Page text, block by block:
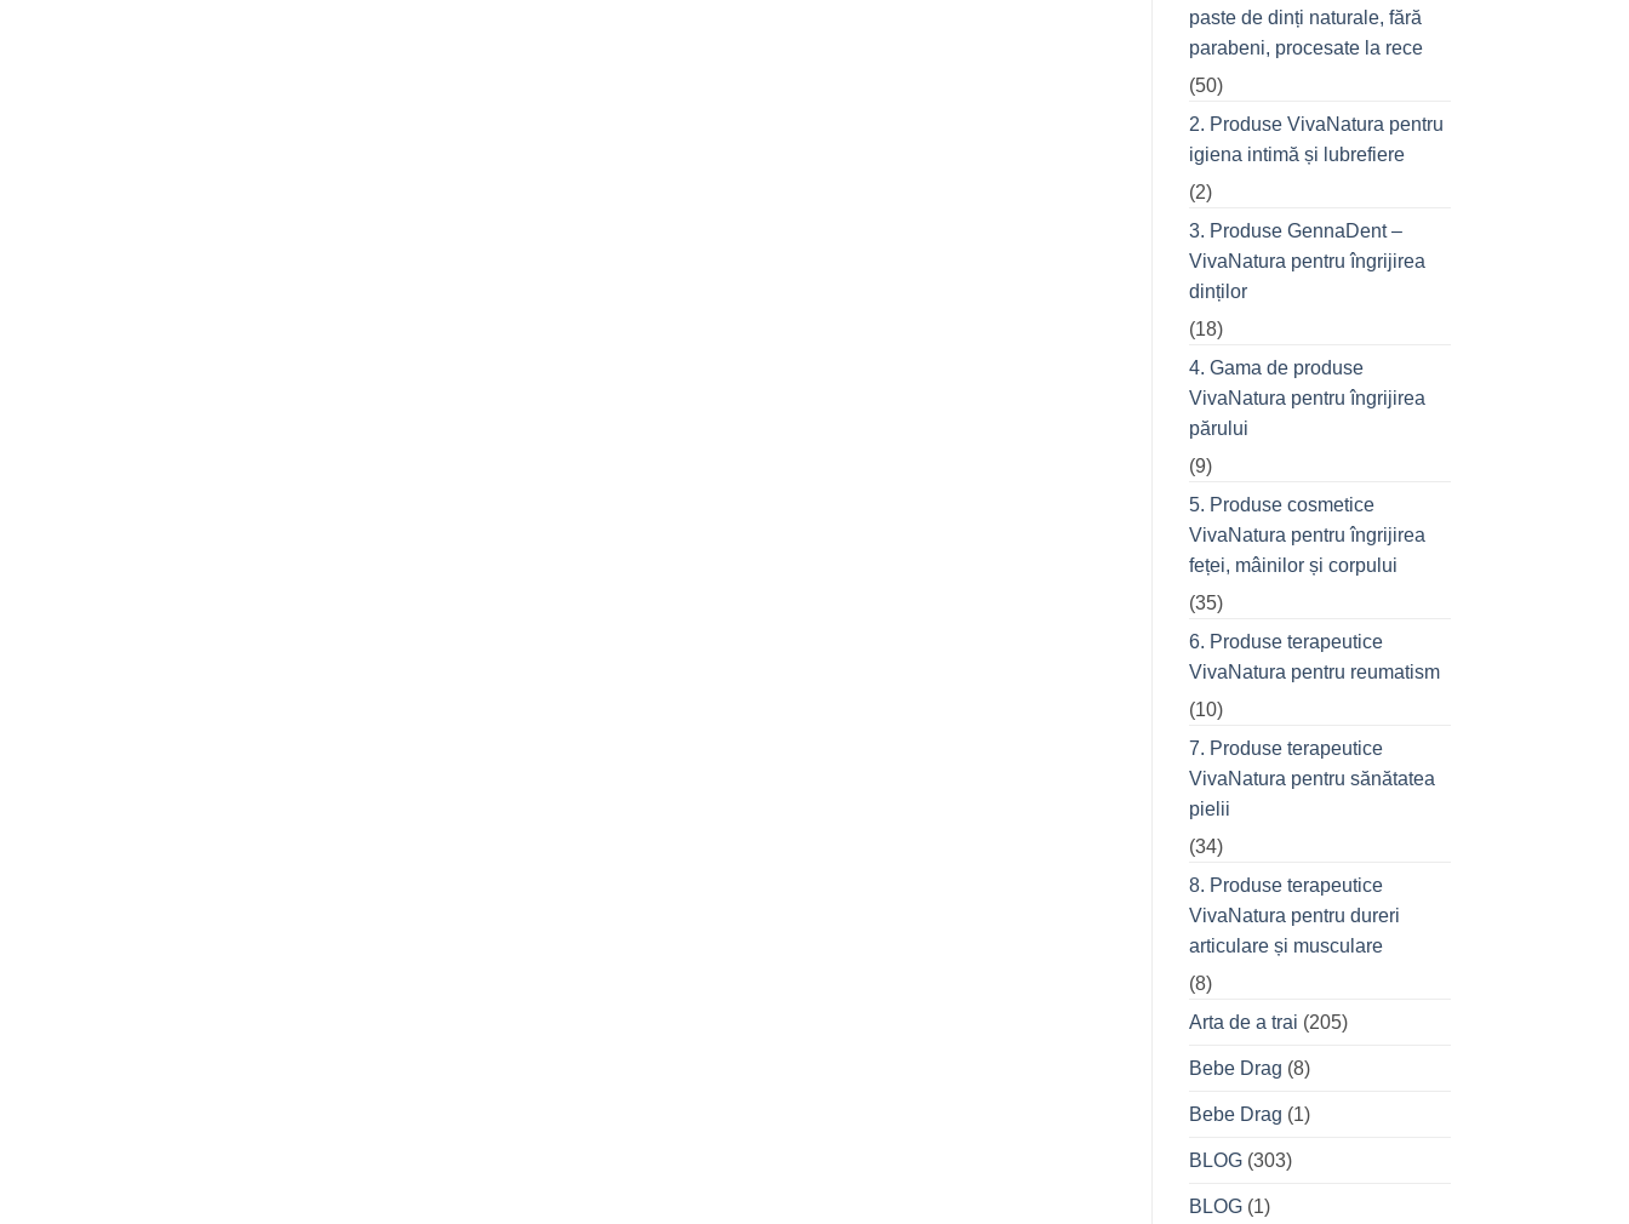
care
refuză
prietenii
în
oraș
paste de dinți naturale, fără
parabeni, procesate la rece
(50)
2. Produse VivaNatura pentru
igiena intimă și lubrefiere
(2)
3. Produse GennaDent –
VivaNatura pentru îngrijirea
dinților
(18)
4. Gama de produse
VivaNatura pentru îngrijirea
părului
(9)
5. Produse cosmetice
VivaNatura pentru îngrijirea
feței, mâinilor și corpului
(35)
6. Produse terapeutice
VivaNatura pentru reumatism
(10)
7. Produse terapeutice
VivaNatura pentru sănătatea
pielii
(34)
8. Produse terapeutice
VivaNatura pentru dureri
articulare și musculare
(8)
Arta de a trai (205)
Bebe Drag (8)
Bebe Drag (1)
BLOG(303)
BLOG(1)